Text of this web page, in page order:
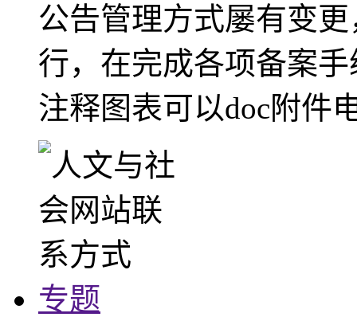
公告管理方式屡有变
行，在完成各项备案
注释图表可以doc附件
专题